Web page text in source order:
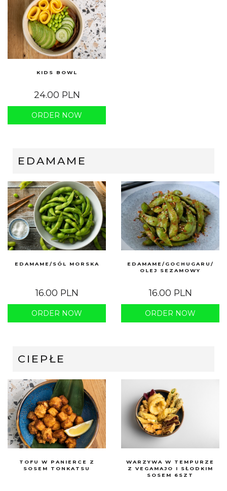
KIDS BOWL
24.00 PLN
ORDER NOW
EDAMAME
EDAMAME/SÓL MORSKA
16.00 PLN
ORDER NOW
EDAMAME/GOCHUGARU/
OLEJ SEZAMOWY
16.00 PLN
ORDER NOW
CIEPŁE
TOFU W PANIERCE Z
SOSEM TONKATSU
WARZYWA W TEMPURZE
Z VEGAMAJO I SŁODKIM
SOSEM 6SZT